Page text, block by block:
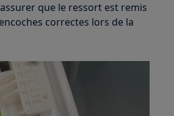
que le ressort est remis
correctes lors de la